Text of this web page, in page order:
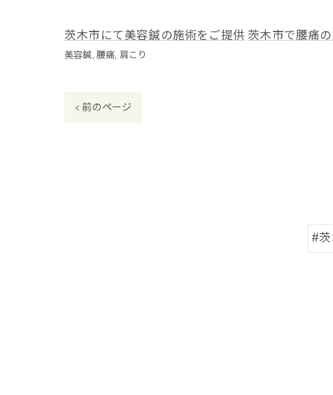
茨木市にて美容鍼の施術をご提供茨木市で腰痛
美容鍼 腰痛 肩こり
< 前のページ
#